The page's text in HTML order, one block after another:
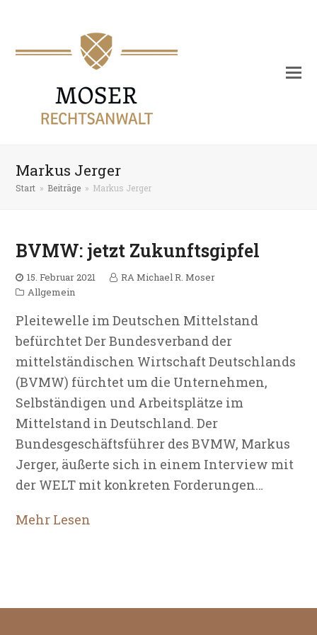
Markus Jerger
Start » Beiträge » Markus Jerger
BVMW: jetzt Zukunftsgipfel
15. Februar 2021
RA Michael R. Moser
Allgemein
Pleitewelle im Deutschen Mittelstand
befürchtet Der Bundesverband der
mittelständischen Wirtschaft Deutschlands
(BVMW) fürchtet um die Unternehmen,
Selbständigen und Arbeitsplätze im
Mittelstand in Deutschland. Der
Bundesgeschäftsführer des BVMW, Markus
Jerger, äußerte sich in einem Interview mit
der WELT mit konkreten Forderungen…
Mehr Lesen